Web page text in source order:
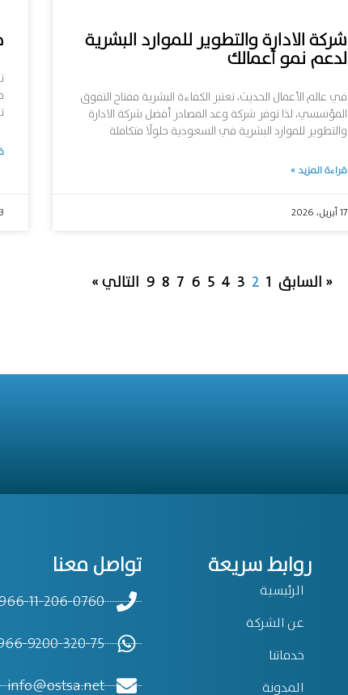
شركة الادارة والتطوير للموارد البشرية
لدعم نمو أعمالك
في عالم الأعمال الحديث، تعتبر الكفاءة البشرية مفتاح التفوق
المؤسسي، لذا توفر شركة وعد المصادر أفضل شركة الادارة
والتطوير للموارد البشرية في السعودية حلولًا متكاملة
قراءة المزيد »
17 أبريل، 2026 13
« السابق 1
2
3
4
5
6
7
8
9 التالي »
روابط سريعة
الرئيسية
عن الشركة
خدماتنا
المدونة
تواصل معنا
11-206-0760+
9200-320-75+
info@ostsa.net